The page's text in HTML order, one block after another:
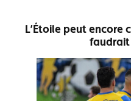
L’Étoile peut encore
faudrait